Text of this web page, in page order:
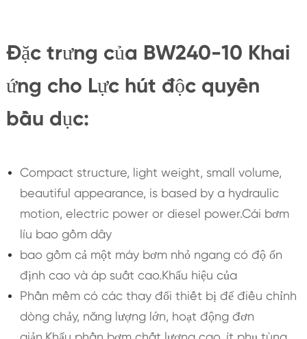
Đặc trưng của BW240-10 Khai
ứng cho Lực hút độc quyền
bầu dục:
Compact structure, light weight, small volume,
beautiful appearance, is based by a hydraulic
motion, electric power or diesel power.Cái bơm
líu bao gồm dây
bao gồm cả một máy bơm nhỏ ngang có độ ổn
định cao và áp suất cao.Khẩu hiệu của
Phần mềm có các thay đổi thiết bị để điều chỉnh
dòng chảy, năng lượng lớn, hoạt động đơn